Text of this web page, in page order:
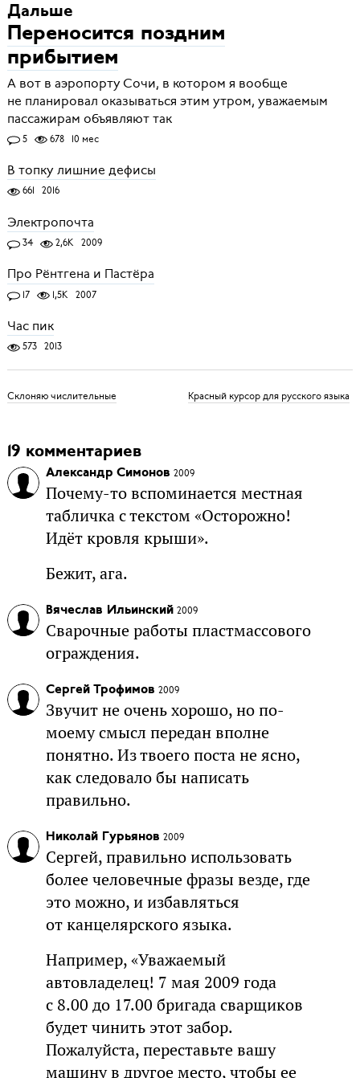
Дальше
Переносится поздним
прибытием
А вот в аэропорту Сочи, в котором я вообще
не планировал оказываться этим утром, уважаемым
пассажирам объявляют так
5 678 10 мес
В топку лишние дефисы
661 2016
Электропочта
34 2,6K 2009
Про Рёнтгена и Пастёра
17 1,5K 2007
Час пик
573 2013
Склоняю числительные Красный курсор для русского языка
19 комментариев
Александр Симонов 2009
Почему-то вспоминается местная
табличка с текстом «Осторожно!
Идёт кровля крыши».
Бежит, ага.
Вячеслав Ильинский 2009
Сварочные работы пластмассового
ограждения.
Сергей Трофимов 2009
Звучит не очень хорошо, но по-
моему смысл передан вполне
понятно. Из твоего поста не ясно,
как следовало бы написать
правильно.
Николай Гурьянов 2009
Сергей, правильно использовать
более человечные фразы везде, где
это можно, и избавляться
от канцелярского языка.
Например, «Уважаемый
автовладелец! 7 мая 2009 года
с 8.00 до 17.00 бригада сварщиков
будет чинить этот забор.
Пожалуйста, переставьте вашу
машину в другое место, чтобы ее